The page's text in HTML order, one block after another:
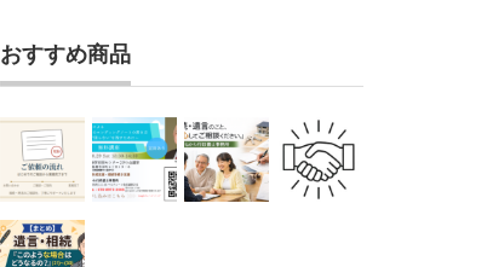
おすすめ商品